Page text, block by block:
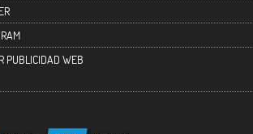
PUBLICIDAD WEB